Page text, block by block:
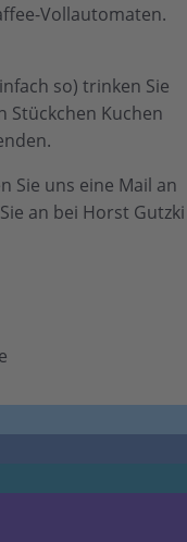
Vollautomaten.
so) trinken Sie
Stückchen Kuchen
Sie uns eine Mail an
an bei Horst Gutzki